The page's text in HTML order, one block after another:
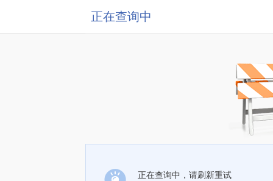
正在查询中
正在查询中，请刷新重试